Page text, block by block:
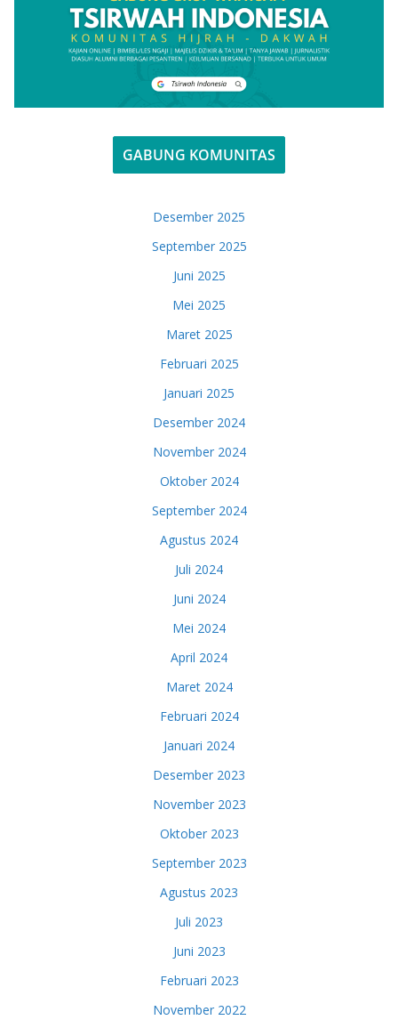
GABUNG KOMUNITAS
Desember 2025
September 2025
Juni 2025
Mei 2025
Maret 2025
Februari 2025
Januari 2025
Desember 2024
November 2024
Oktober 2024
September 2024
Agustus 2024
Juli 2024
Juni 2024
Mei 2024
April 2024
Maret 2024
Februari 2024
Januari 2024
Desember 2023
November 2023
Oktober 2023
September 2023
Agustus 2023
Juli 2023
Juni 2023
Februari 2023
November 2022